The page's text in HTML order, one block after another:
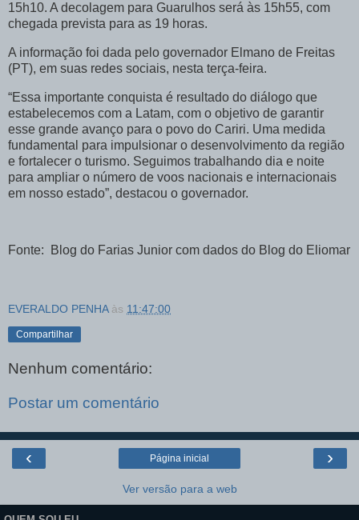
15h10. A decolagem para Guarulhos será às 15h55, com
chegada prevista para as 19 horas.
A informação foi dada pelo governador Elmano de Freitas
(PT), em suas redes sociais, nesta terça-feira.
“Essa importante conquista é resultado do diálogo que
estabelecemos com a Latam, com o objetivo de garantir
esse grande avanço para o povo do Cariri. Uma medida
fundamental para impulsionar o desenvolvimento da região
e fortalecer o turismo. Seguimos trabalhando dia e noite
para ampliar o número de voos nacionais e internacionais
em nosso estado”, destacou o governador.
Fonte: Blog do Farias Junior com dados do Blog do Eliomar
EVERALDO PENHA às 11:47:00
Compartilhar
Nenhum comentário:
Postar um comentário
‹ ›
Página inicial
Ver versão para a web